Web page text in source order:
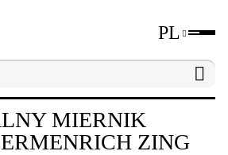
PL
Elektryczne narzędzia
MIERNIK
ZING